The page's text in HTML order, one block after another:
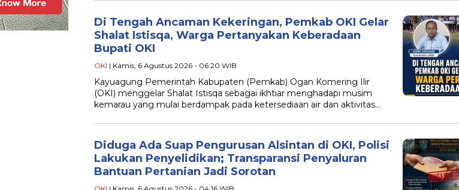
Di Tengah Ancaman Kekeringan, Pemkab OKI Gelar
Shalat Istisqa, Warga Pertanyakan Keberadaan
Bupati OKI
OKI | Kamis, 6 Agustus 2026 - 06:20 WIB
Kayuagung Pemerintah Kabupaten (Pemkab) Ogan Komering Ilir
(OKI) menggelar Shalat Istisqa sebagai ikhtiar menghadapi musim
kemarau yang mulai berdampak pada ketersediaan air dan aktivitas…
Diduga Ada Suap Pengurusan Alsintan di OKI, Polisi
Lakukan Penyelidikan; Transparansi Penyaluran
Bantuan Pertanian Jadi Sorotan